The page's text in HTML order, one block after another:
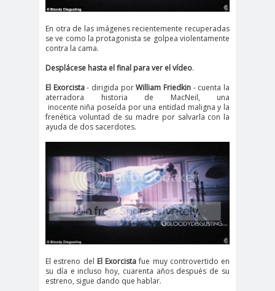
En otra de las imágenes recientemente recuperadas
se ve como la protagonista se golpea violentamente
contra la cama.
Desplácese hasta el final para ver el vídeo.
El Exorcista- dirigida porWilliam Friedkin - cuenta la
aterradora historia de MacNeil, una
inocente niña poseída por una entidad maligna y la
frenética voluntad de su madre por salvarla con la
ayuda de dos sacerdotes.
El estreno del El Exorcistafue muy controvertido en
su día e incluso hoy, cuarenta años después de su
estreno, sigue dando que hablar.